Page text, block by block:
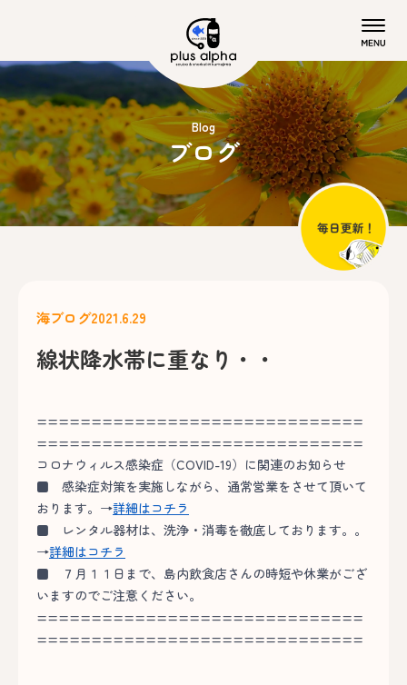
Blog
ブログ
海ブログ2021.6.29
線状降水帯に重なり・・
==============================
==============================
コロナウィルス感染症（COVID-19）に関連のお知らせ
■ 感染症対策を実施しながら、通常営業をさせて頂いて
おります。→詳細はコチラ
■ レンタル器材は、洗浄・消毒を徹底しております。。
→詳細はコチラ
■ ７月１１日まで、島内飲食店さんの時短や休業がござ
いますのでご注意ください。
==============================
==============================